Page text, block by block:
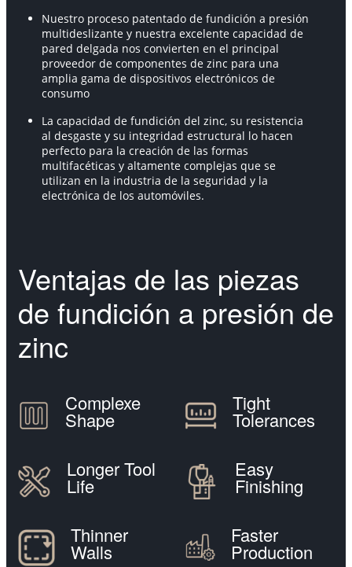
Nuestro proceso patentado de fundición a presión
multideslizante y nuestra excelente capacidad de
pared delgada nos convierten en el principal
proveedor de componentes de zinc para una
amplia gama de dispositivos electrónicos de
consumo
La capacidad de fundición del zinc, su resistencia
al desgaste y su integridad estructural lo hacen
perfecto para la creación de las formas
multifacéticas y altamente complejas que se
utilizan en la industria de la seguridad y la
electrónica de los automóviles.
Ventajas de las piezas
de fundición a presión de
zinc
Complexe
Shape
Longer Tool
Life
Tight
Tolerances
Easy
Finishing
Thinner
Walls
Faster
Production